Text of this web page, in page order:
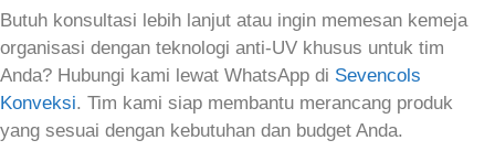
Butuh konsultasi lebih lanjut atau ingin memesan kemeja
organisasi dengan teknologi anti‑UV khusus untuk tim
Anda? Hubungi kami lewat WhatsApp di Sevencols
Konveksi. Tim kami siap membantu merancang produk
yang sesuai dengan kebutuhan dan budget Anda.